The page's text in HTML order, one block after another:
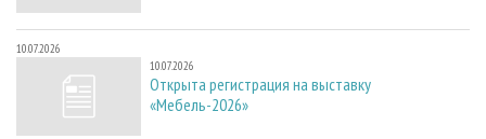
10.07.2026
10.07.2026
Открыта регистрация на выставку
«Мебель-2026»